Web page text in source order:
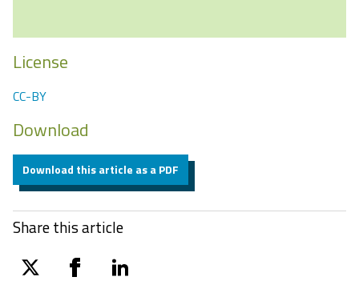
License
CC-BY
Download
Download this article as a PDF
Share this article
twitter facebooklinkedin